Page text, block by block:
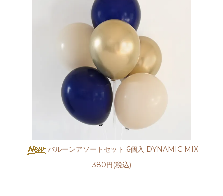
バルーンアソートセット 6個入 DYNAMIC MIX
380円(税込)